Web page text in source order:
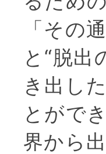
「その
と“脱出
き出し
とがで
界から